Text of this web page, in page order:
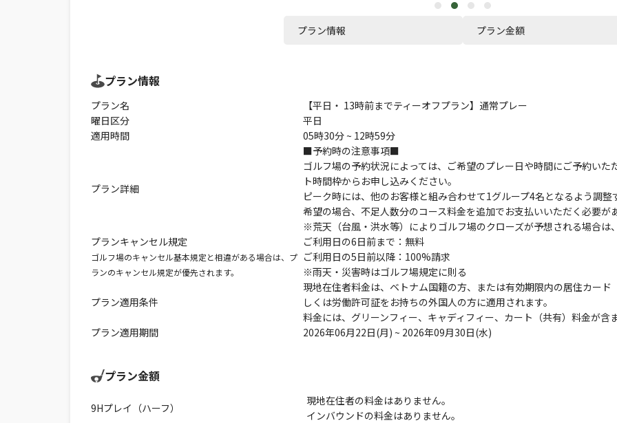
プラン情報 プラン金額
プラン情報
プラン名
【平日・ 13時前までティーオフプラン】通常プレー
曜日区分
平日
適用時間
05時30分 ~ 12時59分
プラン詳細
■予約時の注意事項■
ゴルフ場の予約状況によっては、ご希望のプレー日や時間にご予約い
ト時間枠からお申し込みください。
ピーク時には、他のお客様と組み合わせて1グループ4名となるよう調
希望の場合、不足人数分のコース料金を追加でお支払いいただく必要が
※荒天（台風・洪水等）によりゴルフ場のクローズが予想される場合は
プランキャンセル規定
ゴルフ場のキャンセル基本規定と相違がある場合は、プ
ランのキャンセル規定が優先されます。
ご利用日の6日前まで：無料
ご利用日の5日前以降：100%請求
※雨天・災害時はゴルフ場規定に則る
プラン適用条件
現地在住者料金は、ベトナム国籍の方、または有効期限内の居住カー
しくは労働許可証をお持ちの外国人の方に適用されます。
料金には、グリーンフィー、キャディフィー、カート（共有）料金が含
プラン適用期間
2026年06月22日(月) ~ 2026年09月30日(水)
プラン金額
9Hプレイ（ハーフ）
現地在住者の料金はありません。
インバウンドの料金はありません。